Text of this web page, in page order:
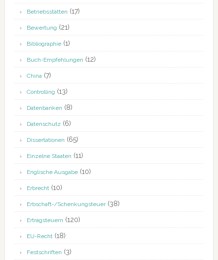
Betriebsstätten (17)
Bewertung (21)
Bibliographie(1)
Buch-Empfehlungen (12)
China(7)
Controlling (13)
Datenbanken (8)
Datenschutz (6)
Dissertationen (65)
Einzelne Staaten (11)
Englische Ausgabe(10)
Erbrecht(10)
Erbschaft-/Schenkungsteuer(38)
Ertragsteuern (120)
EU-Recht(18)
Festschriften (3)